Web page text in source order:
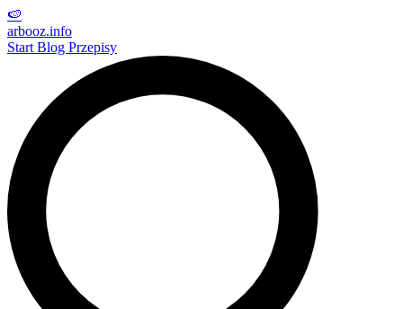
🍉
arbooz.info
Start Blog Przepisy